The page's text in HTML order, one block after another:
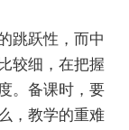
跳跃性，而中
较细，在把握
。备课时，要
，教学的重难